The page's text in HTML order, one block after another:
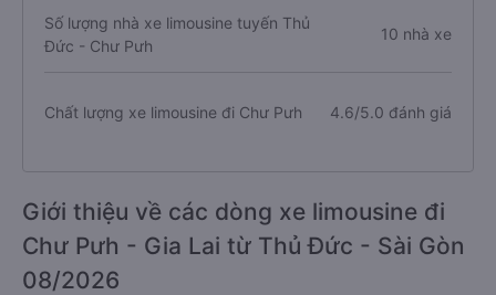
Số lượng nhà xe limousine tuyến Thủ
Đức - Chư Pưh
10 nhà xe
Chất lượng xe limousine đi Chư Pưh 4.6/5.0 đánh giá
Giới thiệu về các dòng xe limousine đi
Chư Pưh - Gia Lai từ Thủ Đức - Sài Gòn
08/2026